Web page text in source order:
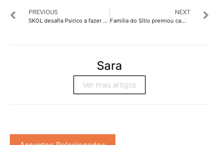
PREVIOUS
SKOL desafia Psirico a fazer feat com tradutor da internet
NEXT
Família do Sítio premiou campanha publicitária criada por alunos do IESB
Sara
Ver mais artigos